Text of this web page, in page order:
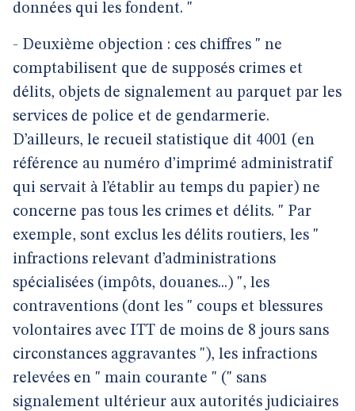
données qui les fondent. "
- Deuxième objection : ces chiffres " ne
comptabilisent que de supposés crimes et
délits, objets de signalement au parquet par les
services de police et de gendarmerie.
D’ailleurs, le recueil statistique dit 4001 (en
référence au numéro d’imprimé administratif
qui servait à l’établir au temps du papier) ne
concerne pas tous les crimes et délits. " Par
exemple, sont exclus les délits routiers, les "
infractions relevant d’administrations
spécialisées (impôts, douanes...) ", les
contraventions (dont les " coups et blessures
volontaires avec ITT de moins de 8 jours sans
circonstances aggravantes "), les infractions
relevées en " main courante " (" sans
signalement ultérieur aux autorités judiciaires